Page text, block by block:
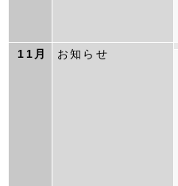
11月 お知らせ